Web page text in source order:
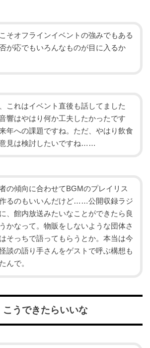
そオフラインイベントの強みでもある
が応でもいろんなものが目に入るか
これはイベント直後も話してました
響はやはり何か工夫したかったです
年への課題ですね。ただ、やはり飲食
見は検討したいですね……
の傾向に合わせてBGMのプレイリス
作るのもいいんだけど……公開収録ラジ
、館内放送みたいなことができたら良
かなって。物販をしないような団体さ
そっちで語ってもらうとか。本当は今
談の語り手さんをゲストで呼ぶ構想も
んで。
うできたらいいな